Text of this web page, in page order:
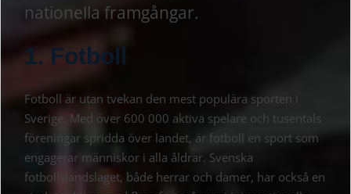
nationella framgångar.
1. Fotboll
Fotboll är utan tvekan den mest populära sporten i
Sverige. Med över 600 000 aktiva spelare och tusentals
föreningar spridda över landet, är fotboll en sport som
engagerar människor i alla åldrar. Svenska
fotbollslandslaget, både herrar och damer, har också en